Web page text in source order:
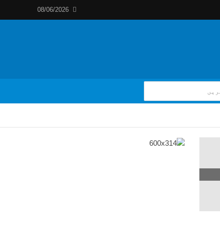
08/06/2026